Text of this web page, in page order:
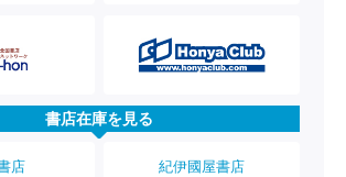
書店在庫を見る
店 紀伊國屋書店